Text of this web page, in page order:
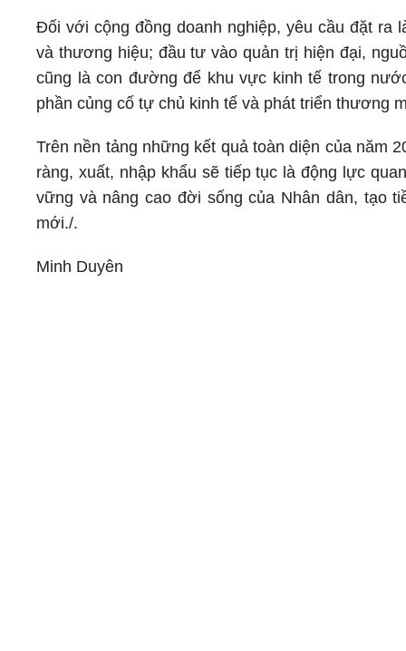
Đối với cộng đồng doanh nghiệp, yêu cầu đặt ra
và thương hiệu; đầu tư vào quản trị hiện đại,
cũng là con đường để khu vực kinh tế trong
phần củng cố tự chủ kinh tế và phát triển thương
Trên nền tảng những kết quả toàn diện của năm
ràng, xuất, nhập khẩu sẽ tiếp tục là động lực
vững và nâng cao đời sống của Nhân dân, tạo
mới./.
Minh Duyên